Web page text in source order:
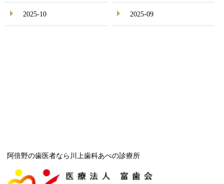
2025-10 2025-09
阿倍野の歯医者なら川上歯科あべの診療所